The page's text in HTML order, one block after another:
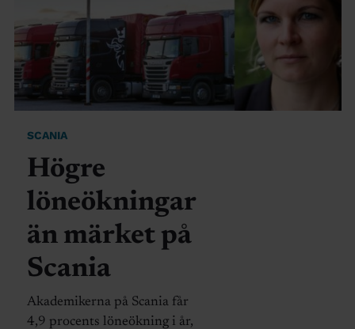
SCANIA
Högre
löneökningar
än märket på
Scania
Akademikerna på Scania får
4,9 procents löneökning i år,